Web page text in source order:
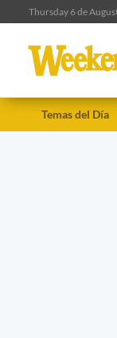
Thursday 6 de
Temas del Día